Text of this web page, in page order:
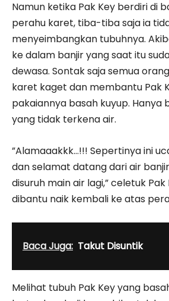
Namun ketika Pak Key berdiri di
perahu karet, tiba-tiba saja ia
menyeimbangkan tubuhnya.
ke dalam banjir yang saat itu
dewasa. Sontak saja semua
karet kaget dan membantu Pak
pakaiannya basah kuyup. Hanya
yang tidak terkena air.
”Alamaaakkk…!!! Sepertinya ini
dan selamat datang dari air
disuruh main air lagi,” celetuk
dibantu naik kembali ke atas
Baca Juga: Takut Disuntik
Melihat tubuh Pak Key yang